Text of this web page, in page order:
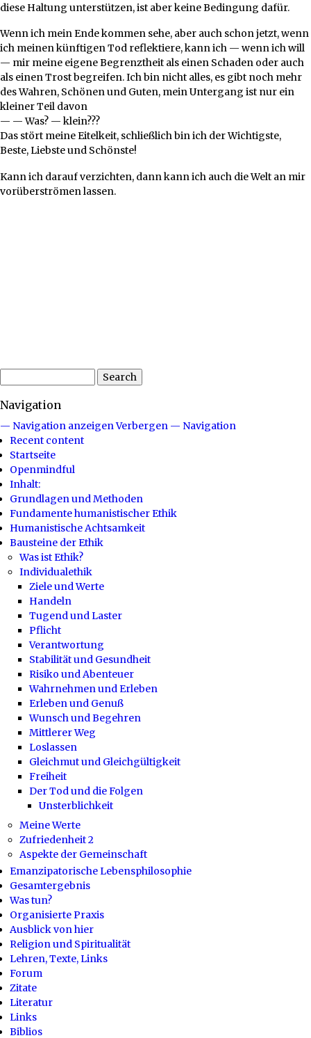
diese Haltung unterstützen, ist aber keine Bedingung dafür.
Wenn ich mein Ende kommen sehe, aber auch schon jetzt, wenn
ich meinen künftigen Tod reflektiere, kann ich — wenn ich will
— mir meine eigene Begrenztheit als einen Schaden oder auch
als einen Trost begreifen. Ich bin nicht alles, es gibt noch mehr
des Wahren, Schönen und Guten, mein Untergang ist nur ein
kleiner Teil davon
— — Was? — klein???
Das stört meine Eitelkeit, schließlich bin ich der Wichtigste,
Beste, Liebste und Schönste!
Kann ich darauf verzichten, dann kann ich auch die Welt an mir
vorüberströmen lassen.
Navigation
— Navigation anzeigenVerbergen — Navigation
Recent content
Startseite
Openmindful
Inhalt:
Grundlagen und Methoden
Fundamente humanistischer Ethik
Humanistische Achtsamkeit
Bausteine der Ethik
Was ist Ethik?
Individualethik
Ziele und Werte
Handeln
Tugend und Laster
Pflicht
Verantwortung
Stabilität und Gesundheit
Risiko und Abenteuer
Wahrnehmen und Erleben
Erleben und Genuß
Wunsch und Begehren
Mittlerer Weg
Loslassen
Gleichmut und Gleichgültigkeit
Freiheit
Der Tod und die Folgen
Unsterblichkeit
Meine Werte
Zufriedenheit 2
Aspekte der Gemeinschaft
Emanzipatorische Lebensphilosophie
Gesamtergebnis
Was tun?
Organisierte Praxis
Ausblick von hier
Religion und Spiritualität
Lehren, Texte, Links
Forum
Zitate
Literatur
Links
Biblios